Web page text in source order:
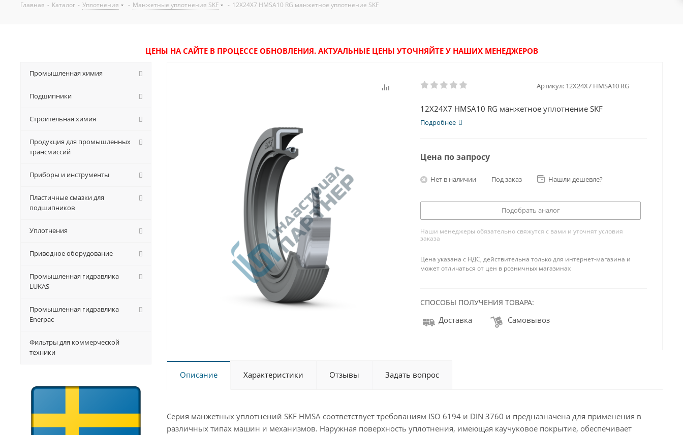
Главная - Каталог - Уплотнения - Манжетные уплотнения SKF - 12X24X7 HMSA10 RG манжетное уплотнение SKF
ЦЕНЫ НА САЙТЕ В ПРОЦЕССЕ ОБНОВЛЕНИЯ. АКТУАЛЬНЫЕ ЦЕНЫ УТОЧНЯЙТЕ У НАШИХ МЕНЕДЖЕРОВ
Артикул: 12X24X7 HMSA10 RG
12X24X7 HMSA10 RG манжетное уплотнение SKF
Подробнее
Цена по запросу
Нет в наличии Под заказ Нашли дешевле?
Подобрать аналог
Наши менеджеры обязательно свяжутся с вами и уточнят условия
заказа
Цена указана с НДС, действительна только для интернет-магазина и
может отличаться от цен в розничных магазинах
СПОСОБЫ ПОЛУЧЕНИЯ ТОВАРА:
Доставка Самовывоз
Описание Характеристики Отзывы Задать вопрос
Серия манжетных уплотнений SKF HMSA соответствует требованиям ISO 6194 и DIN 3760 и предназначена для применения в
различных типах машин и механизмов. Наружная поверхность уплотнения, имеющая каучуковое покрытие, обеспечивает
Промышленная химия
Подшипники
Строительная химия
Продукция для промышленных
трансмиссий
Приборы и инструменты
Пластичные смазки для
подшипников
Уплотнения
Приводное оборудование
Промышленная гидравлика
LUKAS
Промышленная гидравлика
Enerpac
Фильтры для коммерческой
техники